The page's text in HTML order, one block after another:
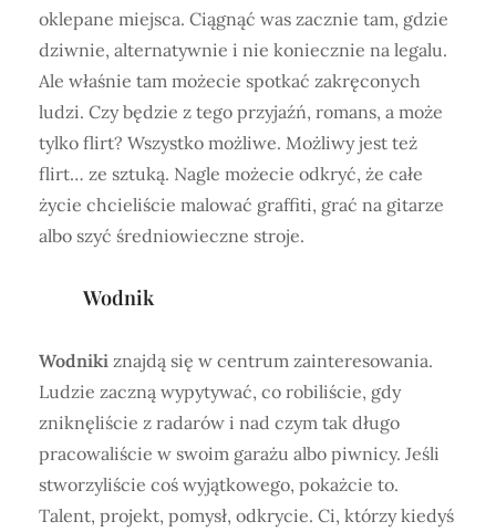
oklepane miejsca. Ciągnąć was zacznie tam, gdzie
dziwnie, alternatywnie i nie koniecznie na legalu.
Ale właśnie tam możecie spotkać zakręconych
ludzi. Czy będzie z tego przyjaźń, romans, a może
tylko flirt? Wszystko możliwe. Możliwy jest też
flirt… ze sztuką. Nagle możecie odkryć, że całe
życie chcieliście malować graffiti, grać na gitarze
albo szyć średniowieczne stroje.
Wodnik
Wodniki znajdą się w centrum zainteresowania.
Ludzie zaczną wypytywać, co robiliście, gdy
zniknęliście z radarów i nad czym tak długo
pracowaliście w swoim garażu albo piwnicy. Jeśli
stworzyliście coś wyjątkowego, pokażcie to.
Talent, projekt, pomysł, odkrycie. Ci, którzy kiedyś